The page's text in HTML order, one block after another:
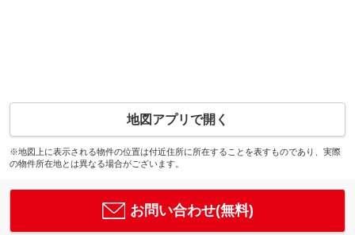
地図アプリで開く
※地図上に表示される物件の位置は付近住所に所在することを表すものであり、実際
の物件所在地とは異なる場合がございます。
お問い合わせ(無料)